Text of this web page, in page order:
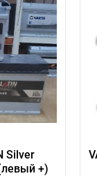
Silver
+)